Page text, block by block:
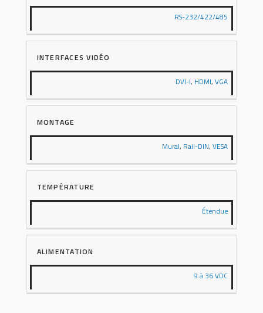
RS-232/422/485
INTERFACES VIDÉO
DVI-I, HDMI,VGA
MONTAGE
Mural, Rail-DIN,VESA
TEMPÉRATURE
Étendue
ALIMENTATION
9 à 36 VDC